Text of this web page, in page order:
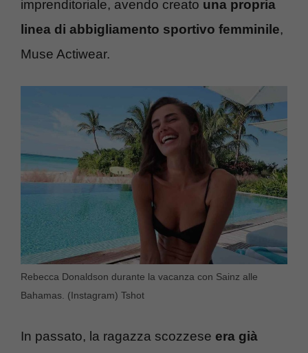
imprenditoriale, avendo creato una propria
linea di abbigliamento sportivo femminile,
Muse Actiwear.
Rebecca Donaldson durante la vacanza con Sainz alle
Bahamas. (Instagram) Tshot
In passato, la ragazza scozzese era già